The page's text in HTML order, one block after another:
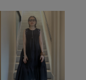
スカーフ
ドライタッチ